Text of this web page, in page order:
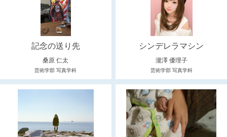
記念の送り先
桑原 仁太
芸術学部 写真学科
シンデレラマシン
瀧澤 優理子
芸術学部 写真学科